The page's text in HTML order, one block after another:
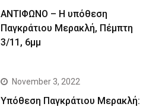
ΑΝΤΙΦΩΝΟ – Η υπόθεση
Παγκράτιου Μερακλή, Πέμπτη
3/11, 6μμ
November 3, 2022
Yπόθεση Παγκράτιου Μερακλή: